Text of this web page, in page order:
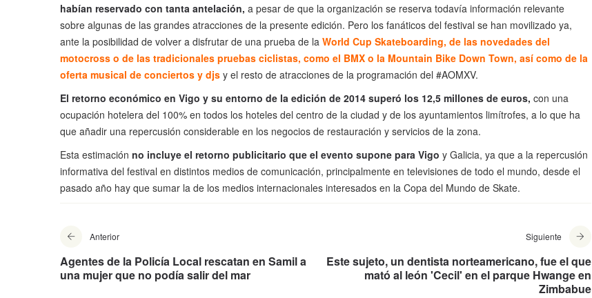
habían reservado con tanta antelación, a pesar de que la organización se reserva todavía información relevante
sobre algunas de las grandes atracciones de la presente edición. Pero los fanáticos del festival se han movilizado ya,
ante la posibilidad de volver a disfrutar de una prueba de la World Cup Skateboarding, de las novedades del
motocross o de las tradicionales pruebas ciclistas, como el BMX o la Mountain Bike Down Town, así como de la
oferta musical de conciertos y djs y el resto de atracciones de la programación del #AOMXV.
El retorno económico en Vigo y su entorno de la edición de 2014 superó los 12,5 millones de euros, con una
ocupación hotelera del 100% en todos los hoteles del centro de la ciudad y de los ayuntamientos limítrofes, a lo que ha
que añadir una repercusión considerable en los negocios de restauración y servicios de la zona.
Esta estimación no incluye el retorno publicitario que el evento supone para Vigo y Galicia, ya que a la repercusión
informativa del festival en distintos medios de comunicación, principalmente en televisiones de todo el mundo, desde el
pasado año hay que sumar la de los medios internacionales interesados en la Copa del Mundo de Skate.
Anterior
Agentes de la Policía Local rescatan en Samil a
una mujer que no podía salir del mar
Siguiente
Este sujeto, un dentista norteamericano, fue el que
mató al león 'Cecil' en el parque Hwange en
Zimbabue